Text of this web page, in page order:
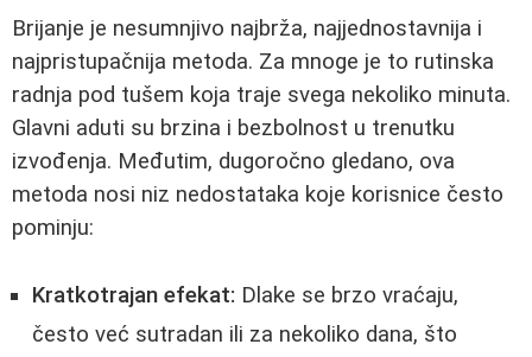
Brijanje je nesumnjivo najbrža, najjednostavnija i
najpristupačnija metoda. Za mnoge je to rutinska
radnja pod tušem koja traje svega nekoliko minuta.
Glavni aduti su brzina i bezbolnost u trenutku
izvođenja. Međutim, dugoročno gledano, ova
metoda nosi niz nedostataka koje korisnice često
pominju:
Kratkotrajan efekat: Dlake se brzo vraćaju,
često već sutradan ili za nekoliko dana, što